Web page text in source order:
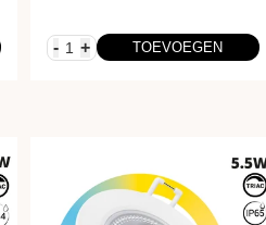
- + TOEVOEGEN